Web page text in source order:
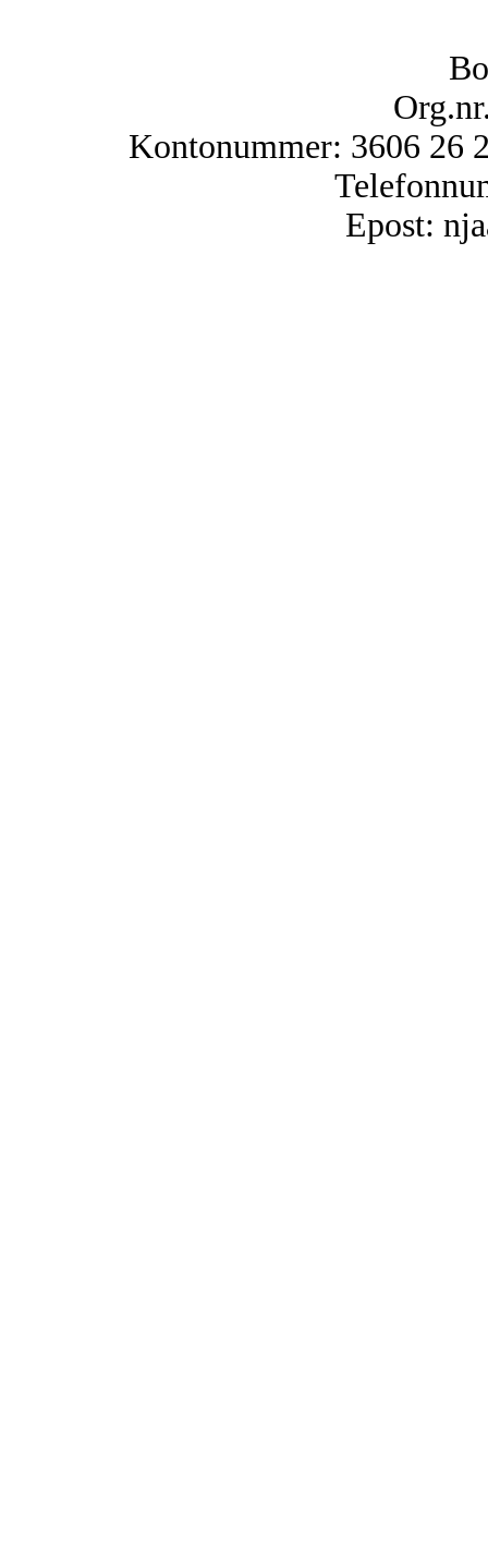
Kontonummer: 3606 26
Epost: